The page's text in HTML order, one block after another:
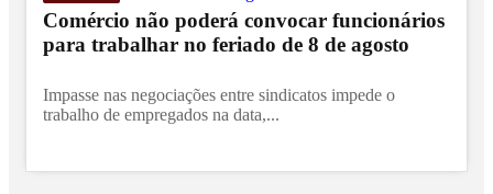
Comércio não poderá convocar funcionários
para trabalhar no feriado de 8 de agosto
Impasse nas negociações entre sindicatos impede o
trabalho de empregados na data,...